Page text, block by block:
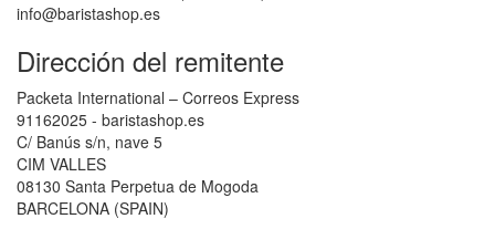
info@baristashop.es
Dirección del remitente
Packeta International – Correos Express
91162025 - baristashop.es
C/ Banús s/n, nave 5
CIM VALLES
08130 Santa Perpetua de Mogoda
BARCELONA (SPAIN)